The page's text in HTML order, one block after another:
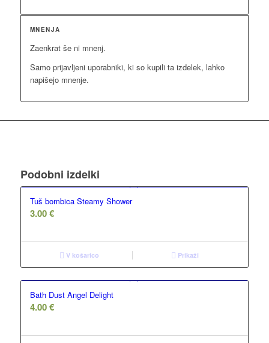
MNENJA
Zaenkrat še ni mnenj.
Samo prijavljeni uporabniki, ki so kupili ta izdelek, lahko
napišejo mnenje.
Podobni izdelki
Tuš bombica Steamy Shower
3.00€
V košarico Prikaži
Bath Dust Angel Delight
4.00€